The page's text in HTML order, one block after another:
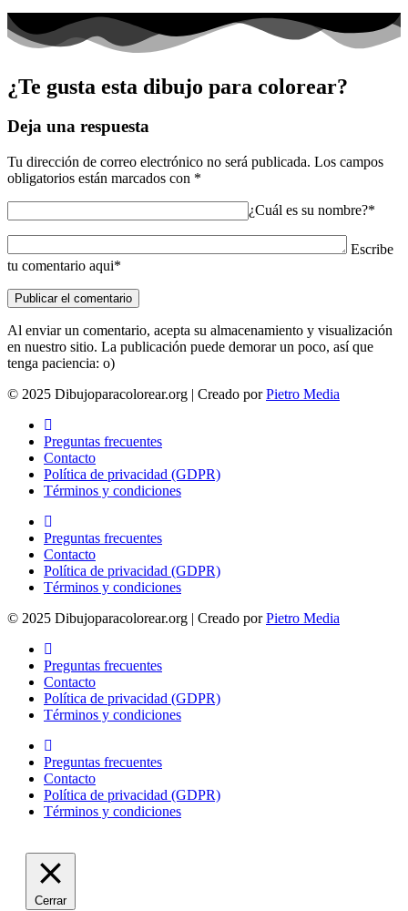
¿Te gusta esta dibujo para colorear?
Deja una respuesta
Tu dirección de correo electrónico no será publicada. Los campos
obligatorios están marcados con *
¿Cuál es su nombre?*
Escribe
tu comentario aqui*
Al enviar un comentario, acepta su almacenamiento y visualización
en nuestro sitio. La publicación puede demorar un poco, así que
tenga paciencia: o)
© 2025 Dibujoparacolorear.org | Creado porPietro Media
Preguntas frecuentes
Contacto
Política de privacidad (GDPR)
Términos y condiciones
Preguntas frecuentes
Contacto
Política de privacidad (GDPR)
Términos y condiciones
© 2025 Dibujoparacolorear.org | Creado porPietro Media
Preguntas frecuentes
Contacto
Política de privacidad (GDPR)
Términos y condiciones
Preguntas frecuentes
Contacto
Política de privacidad (GDPR)
Términos y condiciones
Cerrar